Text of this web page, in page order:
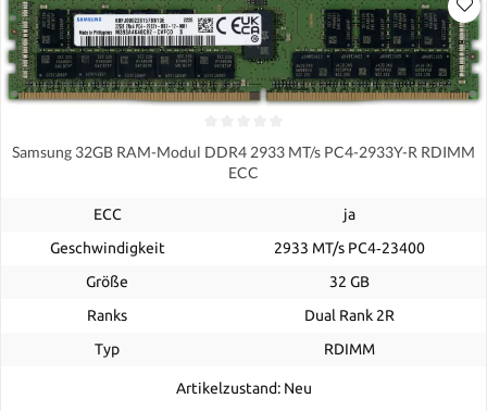
Samsung 32GB RAM-Modul DDR4 2933 MT/s PC4-2933Y-R RDIMM
ECC
ECC
ja
Geschwindigkeit
2933 MT/s PC4‑23400
Größe
32 GB
Ranks
Dual Rank 2R
Typ
RDIMM
Artikelzustand: Neu